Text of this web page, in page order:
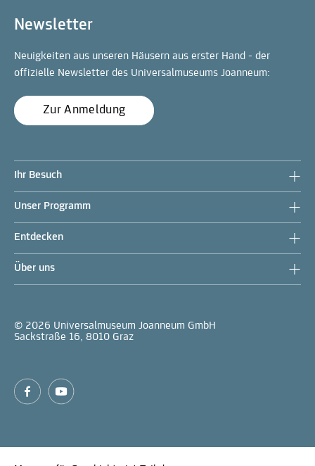
Newsletter
Neuigkeiten aus unseren Häusern aus erster Hand - der
offizielle Newsletter des Universalmuseums Joanneum:
Zur Anmeldung
Ihr Besuch
Unser Programm
Entdecken
Über uns
© 2026 Universalmuseum Joanneum GmbH
Sackstraße 16, 8010 Graz